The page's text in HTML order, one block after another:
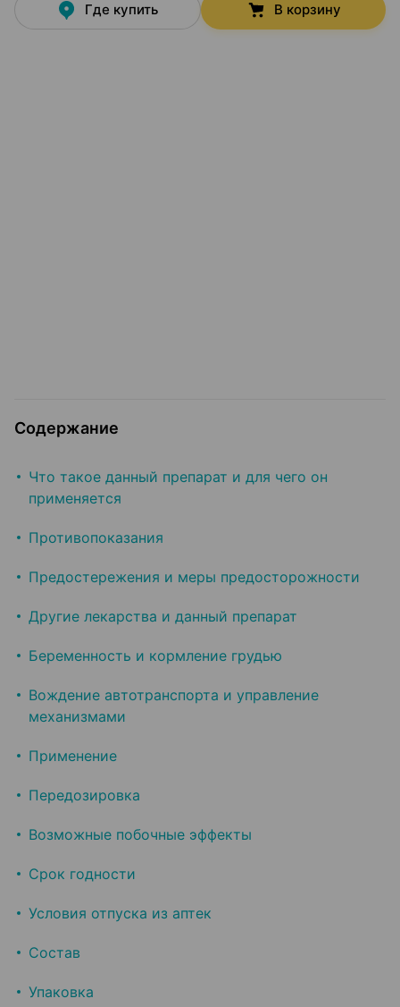
Где купить В корзину
Содержание
Что такое данный препарат и для чего он
применяется
Противопоказания
Предостережения и меры предосторожности
Другие лекарства и данный препарат
Беременность и кормление грудью
Вождение автотранспорта и управление
механизмами
Применение
Передозировка
Возможные побочные эффекты
Срок годности
Условия отпуска из аптек
Состав
Упаковка